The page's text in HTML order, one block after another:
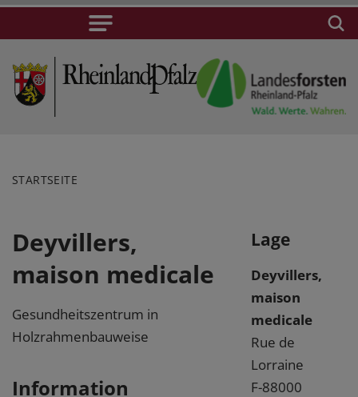
STARTSEITE
Deyvillers,
maison medicale
Gesundheitszentrum in
Holzrahmenbauweise
Information
Lage
Deyvillers,
maison
medicale
Rue de
Lorraine
F-88000